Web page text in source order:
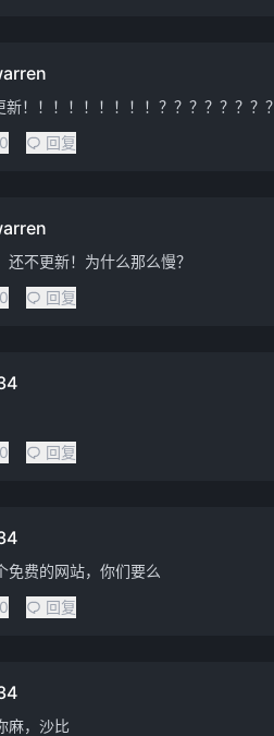
！！！！！！！！！？？？？？？？？
0 回复
还不更新！为什么那么慢？
0 回复
0 回复
免费的网站，你们要么
0 回复
麻，沙比